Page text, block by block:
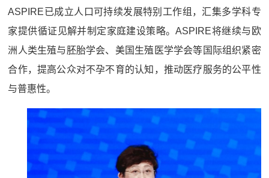
ASPIRE已成立人口可持续发展特别工作组，汇集多学科专
家提供循证见解并制定家庭建设策略。ASPIRE将继续与欧
洲人类生殖与胚胎学会、美国生殖医学学会等国际组织紧密
合作，提高公众对不孕不育的认知，推动医疗服务的公平性
与普惠性。